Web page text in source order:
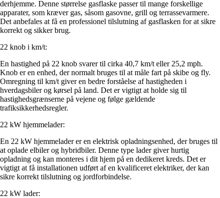
derhjemme. Denne størrelse gasflaske passer til mange forskellige
apparater, som kræver gas, såsom gasovne, grill og terrassevarmere.
Det anbefales at få en professionel tilslutning af gasflasken for at sikre
korrekt og sikker brug.
22 knob i km/t:
En hastighed på 22 knob svarer til cirka 40,7 km/t eller 25,2 mph.
Knob er en enhed, der normalt bruges til at måle fart på skibe og fly.
Omregning til km/t giver en bedre forståelse af hastigheden i
hverdagsbiler og kørsel på land. Det er vigtigt at holde sig til
hastighedsgrænserne på vejene og følge gældende
trafiksikkerhedsregler.
22 kW hjemmelader:
En 22 kW hjemmelader er en elektrisk opladningsenhed, der bruges til
at oplade elbiler og hybridbiler. Denne type lader giver hurtig
opladning og kan monteres i dit hjem på en dedikeret kreds. Det er
vigtigt at få installationen udført af en kvalificeret elektriker, der kan
sikre korrekt tilslutning og jordforbindelse.
22 kW lader: